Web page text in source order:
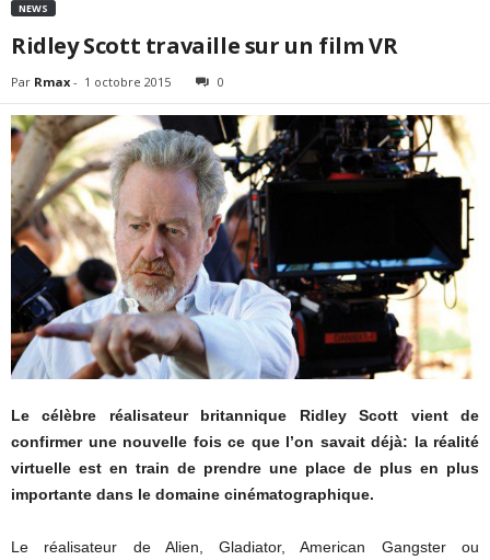
NEWS
Ridley Scott travaille sur un film VR
Par Rmax - 1 octobre 2015 0
Le célèbre réalisateur britannique Ridley Scott vient de
confirmer une nouvelle fois ce que l’on savait déjà: la réalité
virtuelle est en train de prendre une place de plus en plus
importante dans le domaine cinématographique.
Le réalisateur de Alien, Gladiator, American Gangster ou